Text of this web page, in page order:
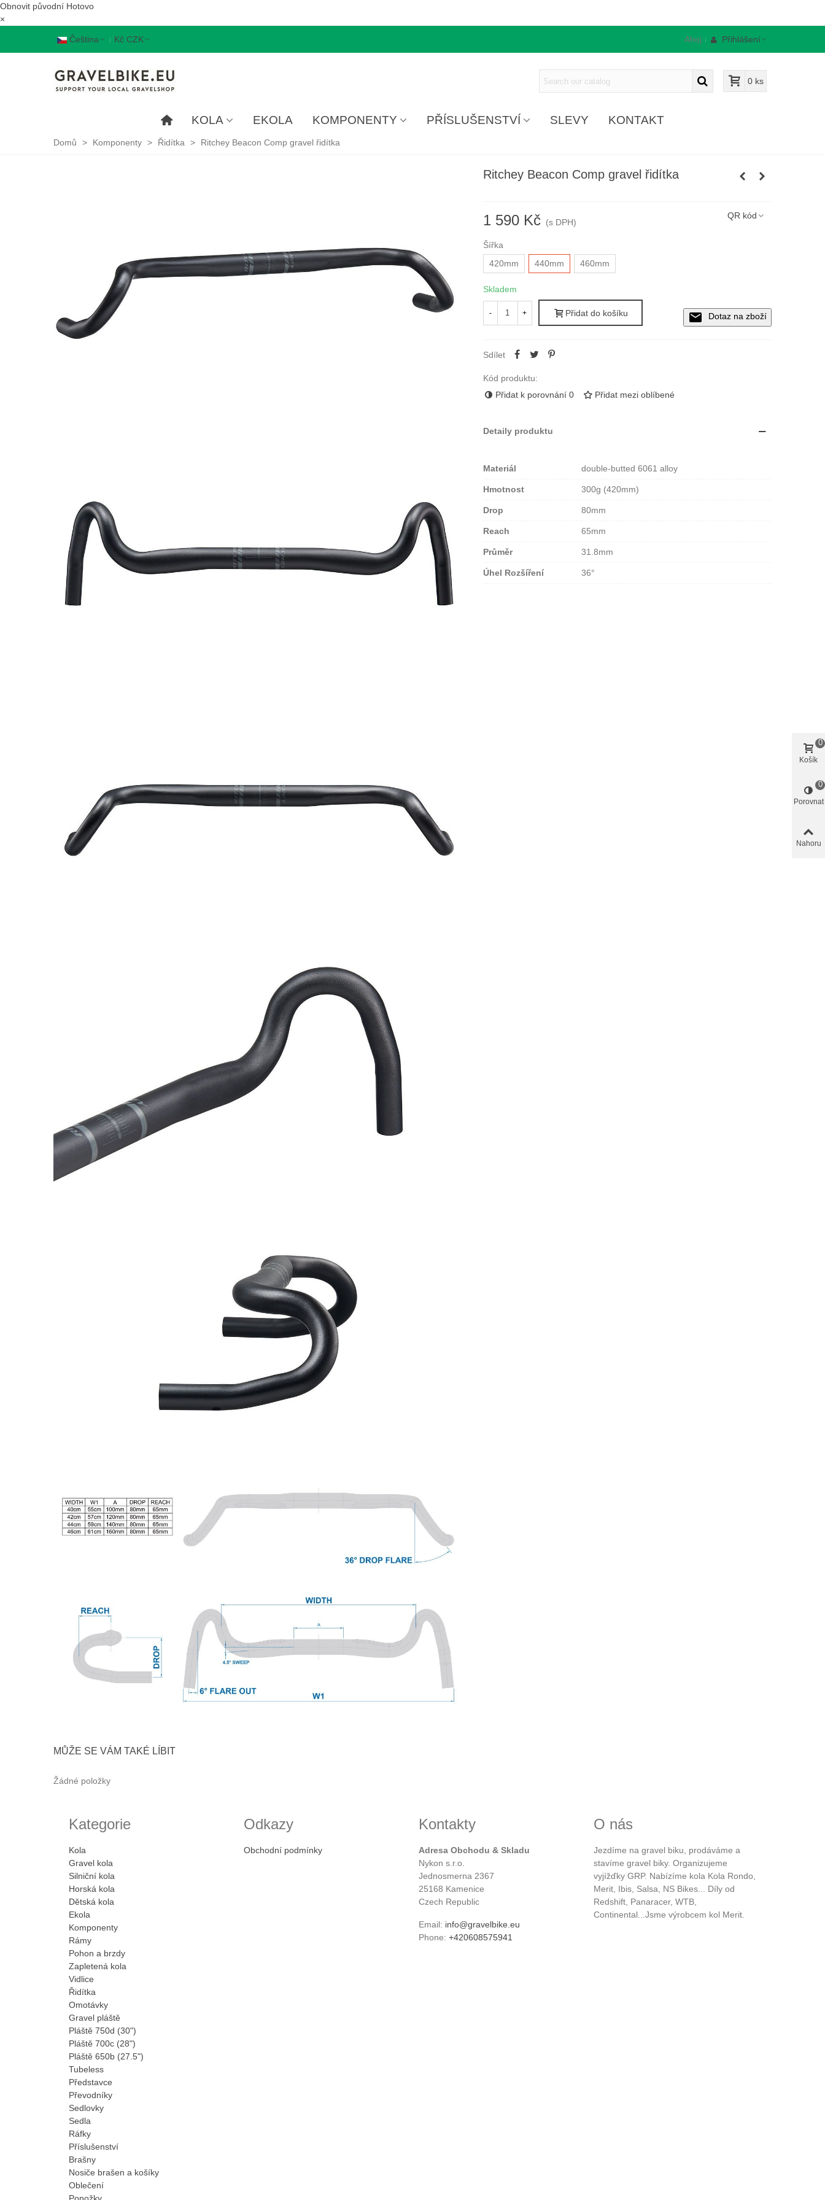
Obnovit původní Hotovo
×
Čeština Kč CZK Ahoj Přihlášení
0 ks
KOLA EKOLA KOMPONENTY PŘÍSLUŠENSTVÍ SLEVY KONTAKT
Domů > Komponenty > Řidítka > Ritchey Beacon Comp gravel řidítka
Ritchey Beacon Comp gravel řidítka
1 590 Kč (s DPH)
QR kód
Šířka
420mm
440mm 460mm
Skladem
- + Přidat do košíku Dotaz na zboží
Sdílet
Kód produktu:
Přidat k porovnání 0 Přidat mezi oblíbené
Detaily produktu
Materiál double-butted 6061 alloy
Hmotnost 300g (420mm)
Drop 80mm
Reach 65mm
Průměr 31.8mm
Úhel Rozšíření 36°
MŮŽE SE VÁM TAKÉ LÍBIT
Žádné položky
Kategorie
Kola
Gravel kola
Silniční kola
Horská kola
Dětská kola
Ekola
Komponenty
Rámy
Pohon a brzdy
Zapletená kola
Vidlice
Řidítka
Omotávky
Gravel pláště
Pláště 750d (30")
Pláště 700c (28")
Pláště 650b (27.5")
Tubeless
Představce
Převodníky
Sedlovky
Sedla
Ráfky
Příslušenství
Brašny
Nosiče brašen a košíky
Oblečení
Odkazy
Obchodní podmínky
Kontakty
Adresa Obchodu & Skladu
Nykon s.r.o.
Jednosmerna 2367
25168 Kamenice
Czech Republic
Email: info@gravelbike.eu
Phone: +420608575941
O nás
Jezdíme na gravel biku, prodáváme a
stavíme gravel biky. Organizujeme
vyjížďky GRP. Nabízíme kola Kola Rondo,
Merit, Ibis, Salsa, NS Bikes... Díly od
Redshift, Panaracer, WTB,
Continental...Jsme výrobcem kol Merit.
Košík
0
Porovnat
0
Nahoru